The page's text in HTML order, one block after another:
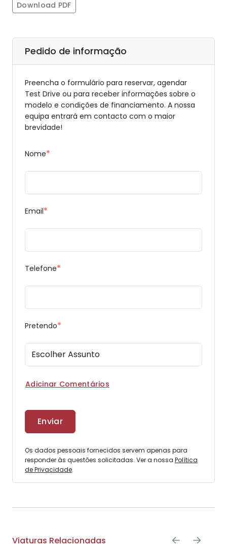
Download PDF
Pedido de informação
Preencha o formulário para reservar, agendar
Test Drive ou para receber informações sobre o
modelo e condições de financiamento. A nossa
equipa entrará em contacto com o maior
brevidade!
Nome*
Email*
Telefone*
Pretendo*
Adicinar Comentários
Os dados pessoais fornecidos servem apenas para
responder às questões solicitadas. Ver a nossa Política
de Privacidade.
Viaturas Relacionadas